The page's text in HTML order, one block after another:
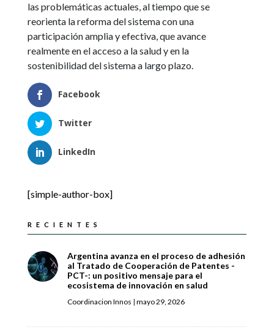
las problemáticas actuales, al tiempo que se
reorienta la reforma del sistema con una
participación amplia y efectiva, que avance
realmente en el acceso a la salud y en la
sostenibilidad del sistema a largo plazo.
Facebook
Twitter
LinkedIn
[simple-author-box]
RECIENTES
Argentina avanza en el proceso de adhesión
al Tratado de Cooperación de Patentes -
PCT-: un positivo mensaje para el
ecosistema de innovación en salud
Coordinacion Innos | mayo 29, 2026